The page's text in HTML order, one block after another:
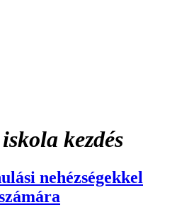
iskola kezdés
nehézségekkel